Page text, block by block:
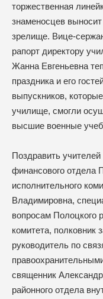
торжественная
знаменосцев
зрелище. Вице-
рапорт директору
Жанна Евгеньевна
праздника и его
выпускников,
училище, смогли
высшие военные
Поздравить
финансового отдела
исполнительного
Владимировна,
вопросам Полоцкого
комитета, полковник
руководитель по
священник
районного отдела